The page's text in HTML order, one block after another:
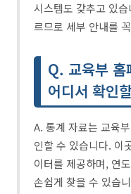
시스템도 갖추고 있
르므로 세부 안내를
Q. 교육부 홈
어디서 확인
A. 통계 자료는 교육
인할 수 있습니다. 이
이터를 제공하며, 연
손쉽게 찾을 수 있습